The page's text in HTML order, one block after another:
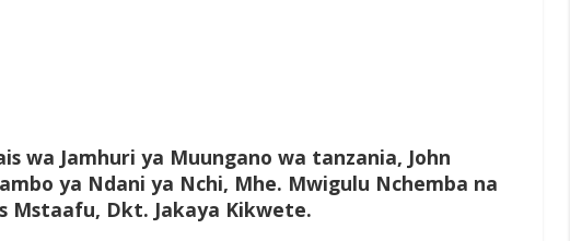
wa Jamhuri ya Muungano wa tanzania, John
ya Ndani ya Nchi, Mhe. Mwigulu Nchemba na
Mstaafu, Dkt. Jakaya Kikwete.